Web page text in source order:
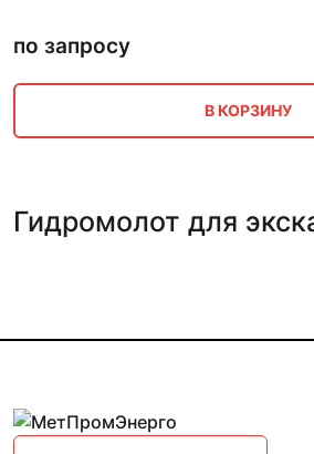
по запросу
В КОРЗИНУ
Гидромолот для